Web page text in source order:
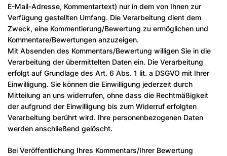
E-Mail-Adresse, Kommentartext) nur in dem von Ihnen zur
Verfügung gestellten Umfang. Die Verarbeitung dient dem
Zweck, eine Kommentierung/Bewertung zu ermöglichen und
Kommentare/Bewertungen anzuzeigen.
Mit Absenden des Kommentars/Bewertung willigen Sie in die
Verarbeitung der übermittelten Daten ein. Die Verarbeitung
erfolgt auf Grundlage des Art. 6 Abs. 1 lit. a DSGVO mit Ihrer
Einwilligung. Sie können die Einwilligung jederzeit durch
Mitteilung an uns widerrufen, ohne dass die Rechtmäßigkeit
der aufgrund der Einwilligung bis zum Widerruf erfolgten
Verarbeitung berührt wird. Ihre personenbezogenen Daten
werden anschließend gelöscht.
Bei Veröffentlichung Ihres Kommentars/Ihrer Bewertung